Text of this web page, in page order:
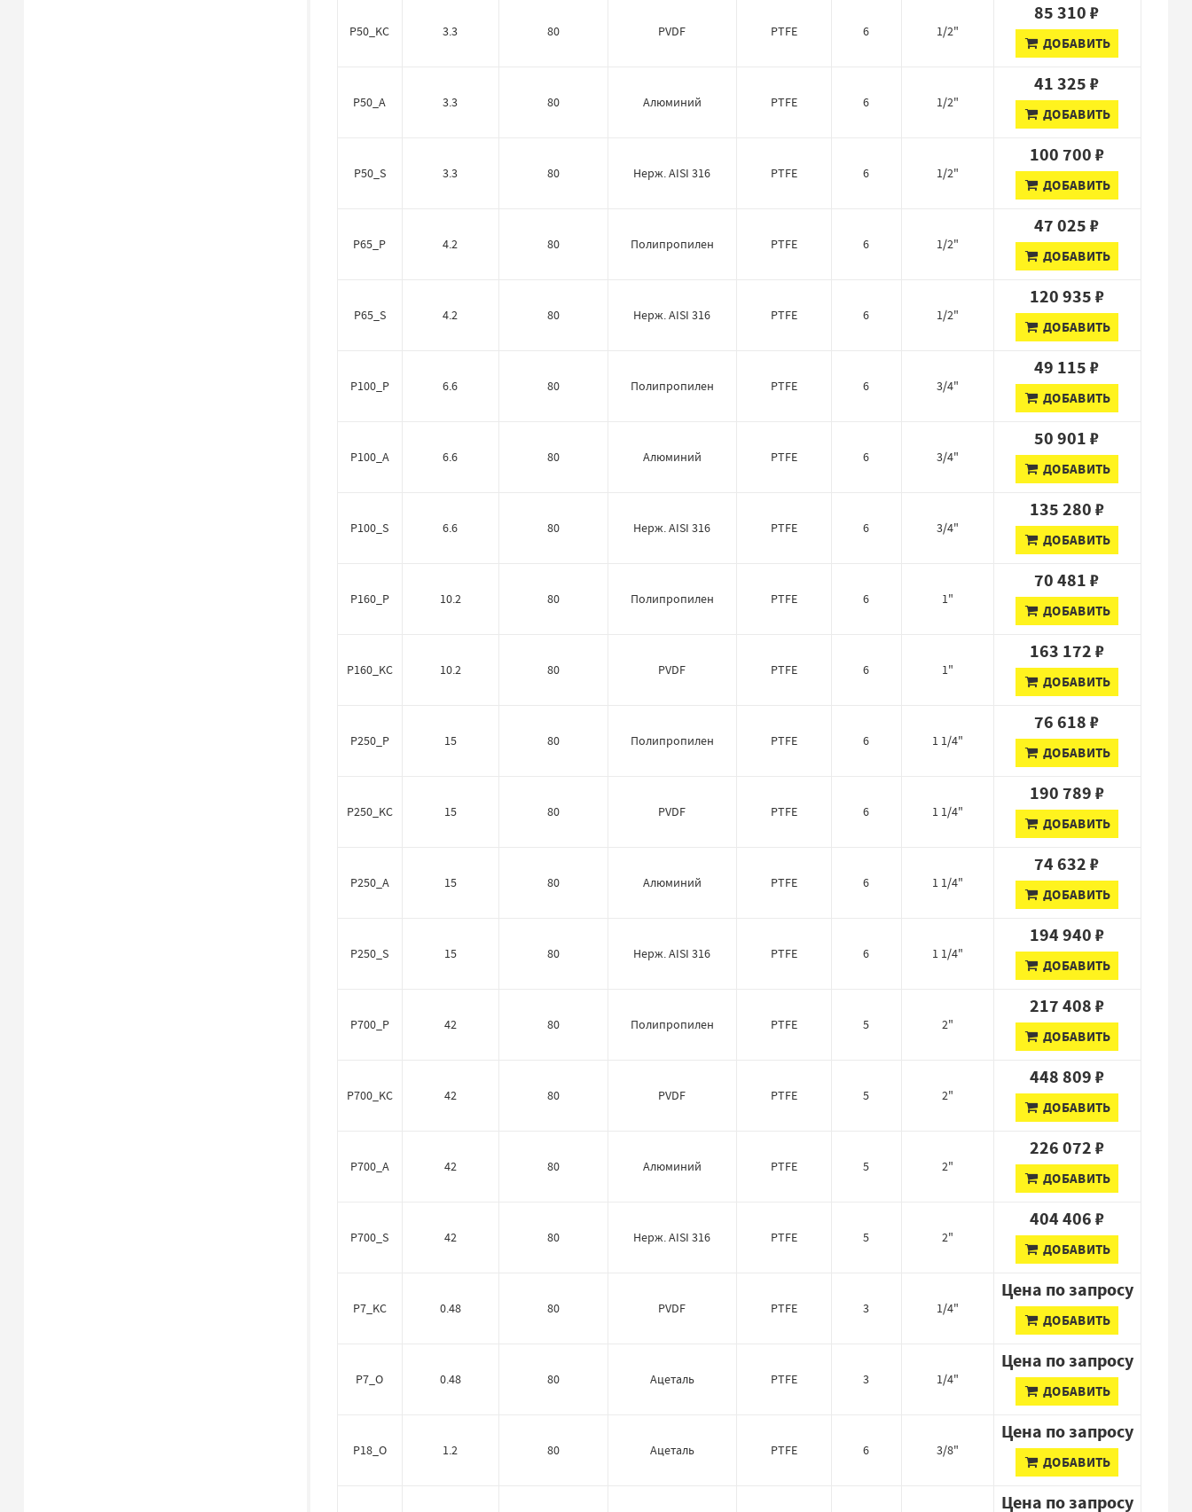
P50_KC 3.3 80 PVDF PTFE 6 1/2"
85 310 ₽
ДОБАВИТЬ
P50_A 3.3 80 Алюминий PTFE 6 1/2"
41 325 ₽
ДОБАВИТЬ
P50_S 3.3 80 Нерж. AISI 316 PTFE 6 1/2"
100 700 ₽
ДОБАВИТЬ
P65_P 4.2 80 Полипропилен PTFE 6 1/2"
47 025 ₽
ДОБАВИТЬ
P65_S 4.2 80 Нерж. AISI 316 PTFE 6 1/2"
120 935 ₽
ДОБАВИТЬ
P100_P 6.6 80 Полипропилен PTFE 6 3/4"
49 115 ₽
ДОБАВИТЬ
P100_A 6.6 80 Алюминий PTFE 6 3/4"
50 901 ₽
ДОБАВИТЬ
P100_S 6.6 80 Нерж. AISI 316 PTFE 6 3/4"
135 280 ₽
ДОБАВИТЬ
P160_P 10.2 80 Полипропилен PTFE 6 1"
70 481 ₽
ДОБАВИТЬ
P160_KC 10.2 80 PVDF PTFE 6 1"
163 172 ₽
ДОБАВИТЬ
P250_P 15 80 Полипропилен PTFE 6 1 1/4"
76 618 ₽
ДОБАВИТЬ
P250_KC 15 80 PVDF PTFE 6 1 1/4"
190 789 ₽
ДОБАВИТЬ
P250_A 15 80 Алюминий PTFE 6 1 1/4"
74 632 ₽
ДОБАВИТЬ
P250_S 15 80 Нерж. AISI 316 PTFE 6 1 1/4"
194 940 ₽
ДОБАВИТЬ
P700_P 42 80 Полипропилен PTFE 5 2"
217 408 ₽
ДОБАВИТЬ
P700_KC 42 80 PVDF PTFE 5 2"
448 809 ₽
ДОБАВИТЬ
P700_A 42 80 Алюминий PTFE 5 2"
226 072 ₽
ДОБАВИТЬ
P700_S 42 80 Нерж. AISI 316 PTFE 5 2"
404 406 ₽
ДОБАВИТЬ
P7_KC 0.48 80 PVDF PTFE 3 1/4"
Цена по запросу
ДОБАВИТЬ
P7_O 0.48 80 Ацеталь PTFE 3 1/4"
Цена по запросу
ДОБАВИТЬ
P18_O 1.2 80 Ацеталь PTFE 6 3/8"
Цена по запросу
ДОБАВИТЬ
Цена по запросу